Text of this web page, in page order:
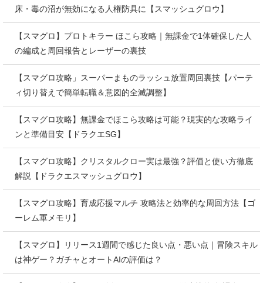
床・毒の沼が無効になる人権防具に【スマッシュグロウ】
【スマグロ】プロトキラー ほこら攻略｜無課金で1体確保した人
の編成と周回報告とレーザーの裏技
【スマグロ攻略」スーパーまものラッシュ放置周回裏技【パーテ
ィ切り替えで簡単転職＆意図的全滅調整】
【スマグロ攻略】無課金でほこら攻略は可能？現実的な攻略ライ
ンと準備目安【ドラクエSG】
【スマグロ攻略】クリスタルクロー実は最強？評価と使い方徹底
解説【ドラクエスマッシュグロウ】
【スマグロ攻略】育成応援マルチ 攻略法と効率的な周回方法【ゴ
ーレム軍メモリ】
【スマグロ】リリース1週間で感じた良い点・悪い点｜冒険スキル
は神ゲー？ガチャとオートAIの評価は？